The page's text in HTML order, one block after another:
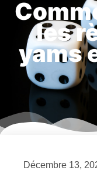
les
yams
Décembre 13,